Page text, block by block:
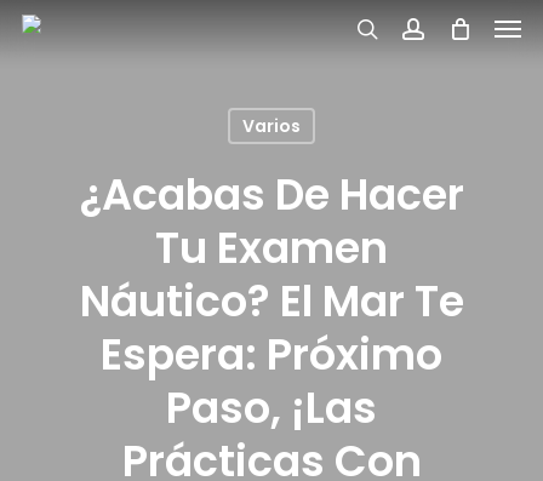
Skip
Varios
¿Acabas De Hacer
Tu Examen
Náutico? El Mar Te
Espera: Próximo
Paso, ¡las
Prácticas Con